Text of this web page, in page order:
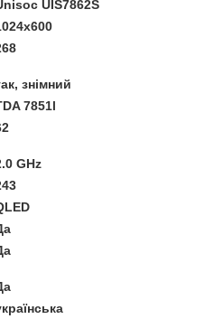
UIS7862S
знімний
7851l
GHz